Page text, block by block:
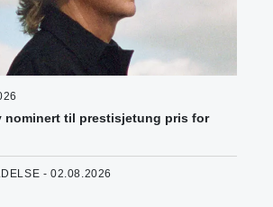
nominert til prestisjetung pris for
- 02.08.2026